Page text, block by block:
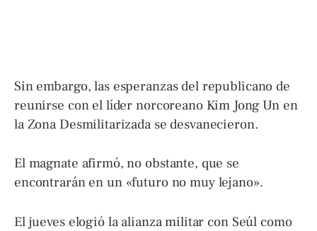
Sin embargo, las esperanzas del republicano de
reunirse con el líder norcoreano Kim Jong Un en
la Zona Desmilitarizada se desvanecieron.
El magnate afirmó, no obstante, que se
encontrarán en un «futuro no muy lejano».
El jueves elogió la alianza militar con Seúl como